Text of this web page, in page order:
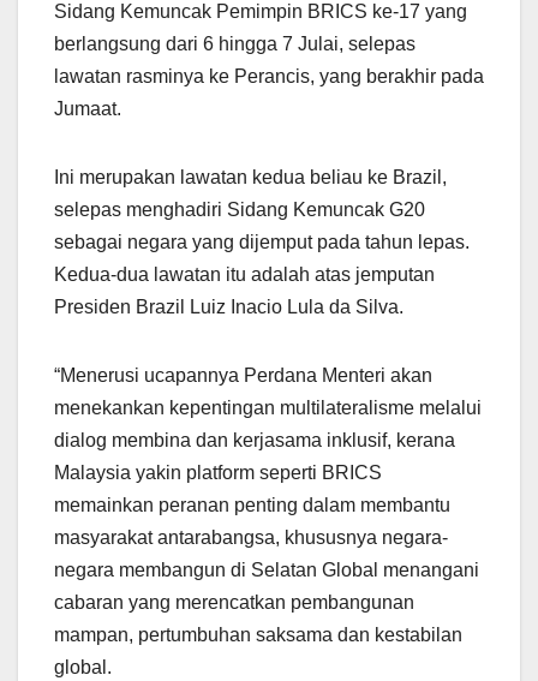
Sidang Kemuncak Pemimpin BRICS ke-17 yang
berlangsung dari 6 hingga 7 Julai, selepas
lawatan rasminya ke Perancis, yang berakhir pada
Jumaat.
Ini merupakan lawatan kedua beliau ke Brazil,
selepas menghadiri Sidang Kemuncak G20
sebagai negara yang dijemput pada tahun lepas.
Kedua-dua lawatan itu adalah atas jemputan
Presiden Brazil Luiz Inacio Lula da Silva.
“Menerusi ucapannya Perdana Menteri akan
menekankan kepentingan multilateralisme melalui
dialog membina dan kerjasama inklusif, kerana
Malaysia yakin platform seperti BRICS
memainkan peranan penting dalam membantu
masyarakat antarabangsa, khususnya negara-
negara membangun di Selatan Global menangani
cabaran yang merencatkan pembangunan
mampan, pertumbuhan saksama dan kestabilan
global.